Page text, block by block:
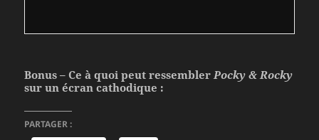
Bonus – Ce à quoi peut ressembler Pocky & Rocky
sur un écran cathodique :
PARTAGER :